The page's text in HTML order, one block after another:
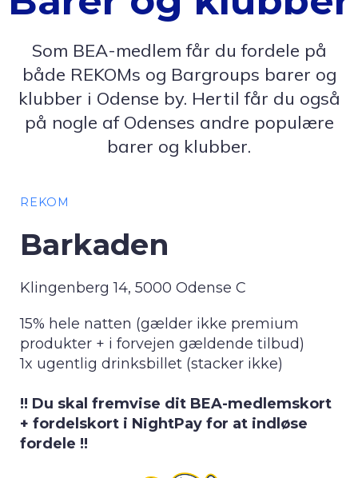
Som BEA-medlem får du fordele på
både REKOMs og Bargroups barer og
klubber i Odense by. Hertil får du også
på nogle af Odenses andre populære
barer og klubber.
REKOM
Barkaden
Klingenberg 14, 5000 Odense C
15% hele natten (gælder ikke premium
produkter + i forvejen gældende tilbud)
1x ugentlig drinksbillet (stacker ikke)
!! Du skal fremvise dit BEA-medlemskort
+ fordelskort i NightPay for at indløse
fordele !!